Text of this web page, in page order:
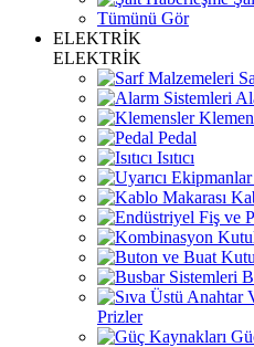
Tümünü Gör
ELEKTRİK
ELEKTRİK
Pedal
Isıtıcı
Prizler